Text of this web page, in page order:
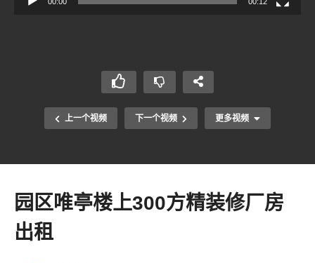
上一个视频 下一个视频 更多视频
园区唯亭楼上300方精装修厂房
出租